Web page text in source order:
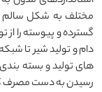
مختلف به شکل سالم
گسترده و پیوسته را از
دام و تولید شیر تا
های تولید و بسته
رسیدن به دست مصرف